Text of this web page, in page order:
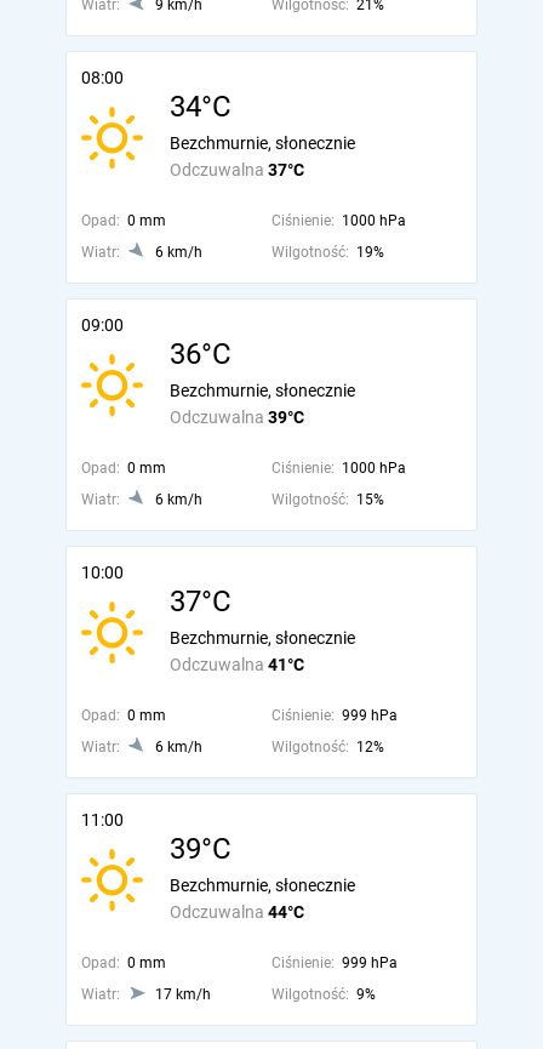
Wiatr: 9 km/h Wilgotność: 21%
08:00
34°C
Odczuwalna 37°C
Bezchmurnie, słonecznie
Opad: 0 mm Ciśnienie: 1000 hPa
Wiatr:
6 km/h Wilgotność: 19%
09:00
36°C
Odczuwalna 39°C
Bezchmurnie, słonecznie
Opad: 0 mm Ciśnienie: 1000 hPa
Wiatr:
6 km/h Wilgotność: 15%
10:00
37°C
Odczuwalna 41°C
Bezchmurnie, słonecznie
Opad: 0 mm Ciśnienie: 999 hPa
Wiatr:
6 km/h Wilgotność: 12%
11:00
39°C
Odczuwalna 44°C
Bezchmurnie, słonecznie
Opad: 0 mm Ciśnienie: 999 hPa
Wiatr:
17 km/h Wilgotność: 9%